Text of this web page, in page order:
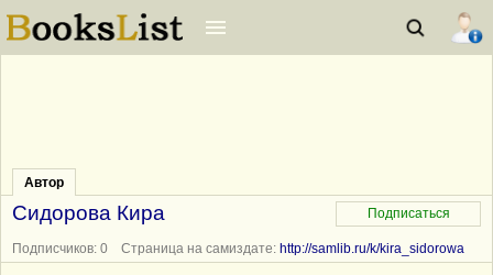
Автор
Сидорова Кира
Подписчиков: 0 Страница на самиздате: http://samlib.ru/k/kira_sidorowa